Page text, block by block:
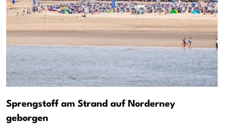
Sprengstoff am Strand auf Norderney
geborgen